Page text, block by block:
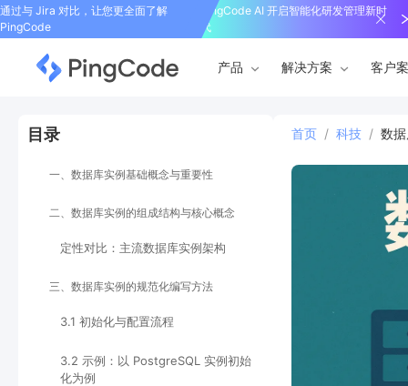
通过与 Jira 对比，让您更全面了解
PingCode
PingCode AI 开启智能化研发管理新时
代
产品 解决方案 客户
目录
一、数据库实例基础概念与重要性
二、数据库实例的组成结构与核心概念
定性对比：主流数据库实例架构
三、数据库实例的规范化编写方法
3.1 初始化与配置流程
3.2 示例：以 PostgreSQL 实例初始
化为例
首页 / 科技 / 数